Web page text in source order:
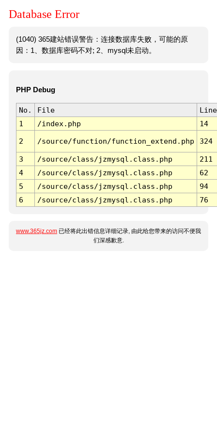
Database Error
(1040) 365建站错误警告：连接数据库失败，可能的原
因：1、数据库密码不对; 2、mysql未启动。
PHP Debug
No. File
Line
1
/index.php 14
2 /source/function/function_extend.php 324
3 /source/class/jzmysql.class.php
211
4
/source/class/jzmysql.class.php
62
5
/source/class/jzmysql.class.php
94
6
/source/class/jzmysql.class.php 76
www.365jz.com 已经将此出错信息详细记录, 由此给您带来的访问不便我
们深感歉意.